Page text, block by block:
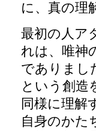
に、真の理
最初の人ア
れは、唯神
でありまし
という創造
同様に理解
自身のかた